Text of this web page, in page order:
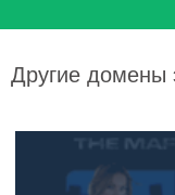
Другие домены